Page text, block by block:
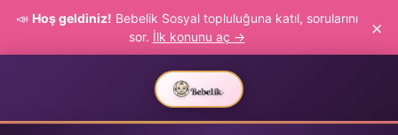
📣 Hoş geldiniz! Bebelik Sosyal topluluğuna katıl, sorularını
sor. İlk konunu aç → ×